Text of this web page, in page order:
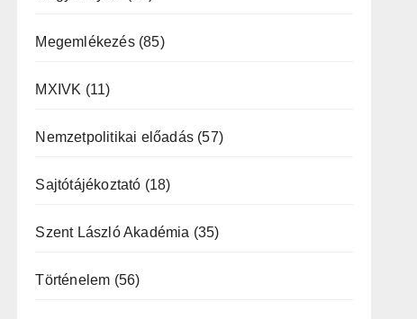
Megemlékezés(85)
MXIVK (11)
Nemzetpolitikai előadás(57)
Sajtótájékoztató (18)
Szent László Akadémia (35)
Történelem (56)